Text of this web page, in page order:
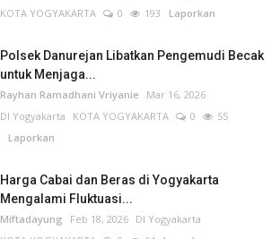
KOTA YOGYAKARTA
0 193 Laporkan
Polsek Danurejan Libatkan Pengemudi Becak
untuk Menjaga...
Rayhan Ramadhani Vriyanie
Mar 16, 2026
DI Yogyakarta
KOTA YOGYAKARTA 0
55
Laporkan
Harga Cabai dan Beras di Yogyakarta
Mengalami Fluktuasi...
Miftadayung Feb 18, 2026 DI Yogyakarta